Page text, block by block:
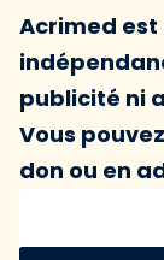
Acrimed est
publicité ni
Vous
don ou en